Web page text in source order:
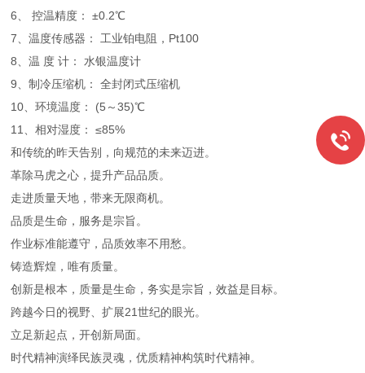
6、 控温精度： ±0.2℃
7、温度传感器： 工业铂电阻，Pt100
8、温 度 计： 水银温度计
9、制冷压缩机： 全封闭式压缩机
10、环境温度： (5～35)℃
11、相对湿度： ≤85%
和传统的昨天告别，向规范的未来迈进。
革除马虎之心，提升产品品质。
走进质量天地，带来无限商机。
品质是生命，服务是宗旨。
作业标准能遵守，品质效率不用愁。
铸造辉煌，唯有质量。
创新是根本，质量是生命，务实是宗旨，效益是目标。
跨越今日的视野、扩展21世纪的眼光。
立足新起点，开创新局面。
时代精神演绎民族灵魂，优质精神构筑时代精神。